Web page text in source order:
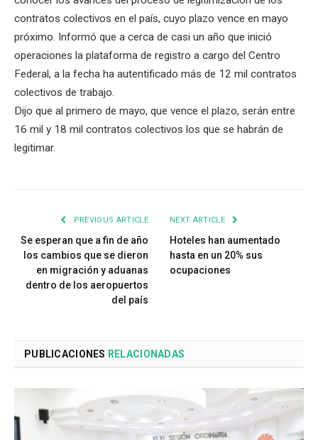
contratos colectivos en el país, cuyo plazo vence en mayo
próximo. Informó que a cerca de casi un año que inició
operaciones la plataforma de registro a cargo del Centro
Federal, a la fecha ha autentificado más de 12 mil contratos
colectivos de trabajo.
Dijo que al primero de mayo, que vence el plazo, serán entre
16 mil y 18 mil contratos colectivos los que se habrán de
legitimar.
PREVIOUS ARTICLE
Se esperan que a fin de año
los cambios que se dieron
en migración y aduanas
dentro de los aeropuertos
del país
NEXT ARTICLE
Hoteles han aumentado
hasta en un 20% sus
ocupaciones
PUBLICACIONES RELACIONADAS